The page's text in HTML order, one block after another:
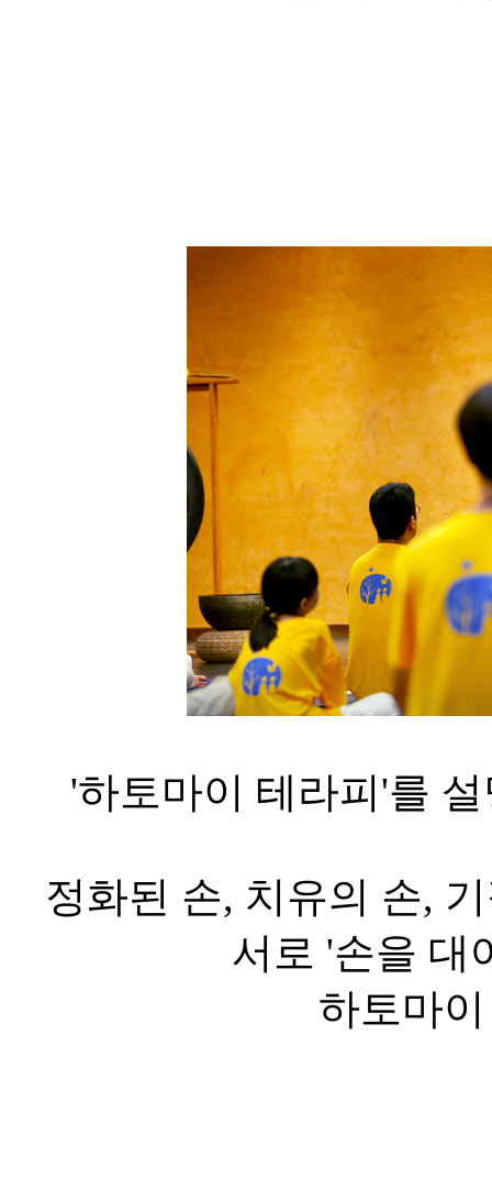
'하토마이 테라피'를
정화된 손, 치유의 손,
서로 '손을 대
하토마